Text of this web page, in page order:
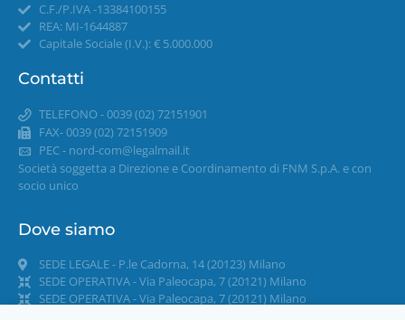
C.F./P.IVA -13384100155
REA: MI-1644887
Capitale Sociale (I.V.): € 5.000.000
Contatti
TELEFONO - 0039 (02) 72151901
FAX- 0039 (02) 72151909
PEC - nord-com@legalmail.it
Società soggetta a Direzione e Coordinamento di FNM S.p.A. e con
socio unico
Dove siamo
SEDE LEGALE - P.le Cadorna, 14 (20123) Milano
SEDE OPERATIVA - Via Paleocapa, 7 (20121) Milano
SEDE OPERATIVA - Via Paleocapa, 7 (20121) Milano